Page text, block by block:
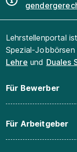
Lehrstellenportal
Spezial-
Lehre und Duales
Für Bewerber
Für Arbeitgeber